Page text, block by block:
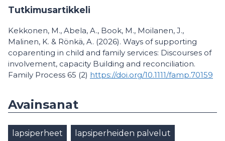
Tutkimusartikkeli
Kekkonen, M., Abela, A., Book, M., Moilanen, J.,
Malinen, K. & Rönkä, A. (2026). Ways of supporting
coparenting in child and family services: Discourses of
involvement, capacity Building and reconciliation.
Family Process 65 (2) https://doi.org/10.1111/famp.70159
Avainsanat
lapsiperheet lapsiperheiden palvelut